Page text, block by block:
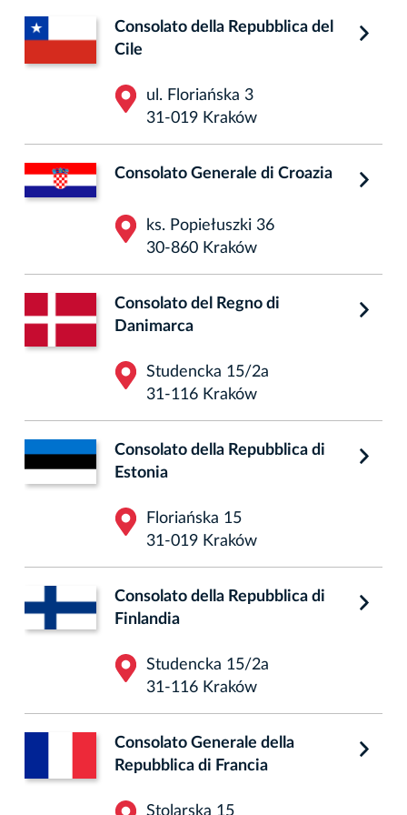
Consolato della Repubblica del
Cile
ul. Floriańska 3
31-019 Kraków
Consolato Generale di Croazia
ks. Popiełuszki 36
30-860 Kraków
Consolato del Regno di
Danimarca
Studencka 15/2a
31-116 Kraków
Consolato della Repubblica di
Estonia
Floriańska 15
31-019 Kraków
Consolato della Repubblica di
Finlandia
Studencka 15/2a
31-116 Kraków
Consolato Generale della
Repubblica di Francia
Stolarska 15